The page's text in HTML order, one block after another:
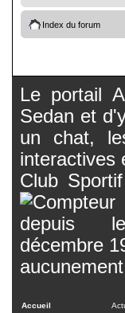
Index du forum
Le portail
Sedan et
un chat,
interactives
Club
Accueil